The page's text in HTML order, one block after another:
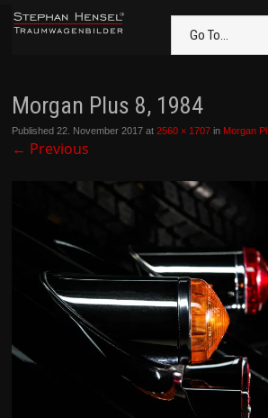
Go To...
Morgan Plus 8, 1984
Published22. November 2017 at2560 × 1707 in Morgan
← Previous